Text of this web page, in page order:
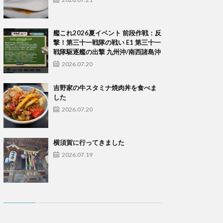
艦これ2026夏イベント 前段作戦：反
撃！第三十一戦隊の戦い E1 第三十一
戦隊駆逐艦の出撃 九州沖/南西諸島沖
2026.07.20
吉野家の牛スタミナ焼肉丼を食べま
した
2026.07.20
横須賀に行ってきました
2026.07.19